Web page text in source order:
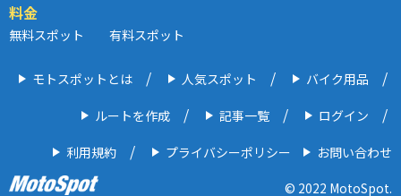
料金
無料スポット 有料スポット
モトスポットとは 人気スポット バイク用品
ルートを作成 記事一覧 ログイン
利用規約 プライバシーポリシー
お問い合わせ
© 2022 MotoSpot.